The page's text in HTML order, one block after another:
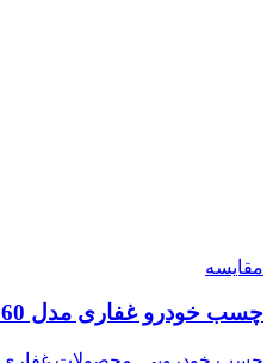
مقایسه
چسب خودرو غفاری مدل MS 2060 وزن 30 گرمی